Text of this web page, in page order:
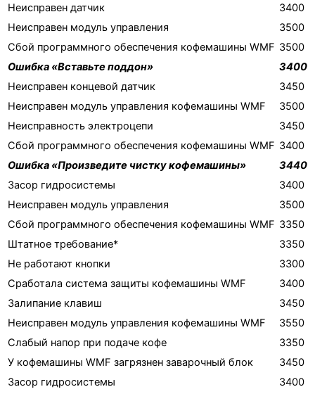
Неисправен датчик
3400
Неисправен модуль управления
3500
Сбой программного обеспечения кофемашины WMF 3500
Ошибка «Вставьте поддон»
3400
Неисправен концевой датчик
3450
Неисправен модуль управления кофемашины WMF
3500
Неисправность электроцепи
3450
Сбой программного обеспечения кофемашины WMF 3400
Ошибка «Произведите чистку кофемашины»
3440
Засор гидросистемы
3400
Неисправен модуль управления
3500
Сбой программного обеспечения кофемашины WMF 3350
Штатное требование*
3350
Не работают кнопки
3300
Сработала система защиты кофемашины WMF
3400
Залипание клавиш
3450
Неисправен модуль управления кофемашины WMF
3550
Слабый напор при подаче кофе
3350
У кофемашины WMF загрязнен заварочный блок
3450
Засор гидросистемы
3400